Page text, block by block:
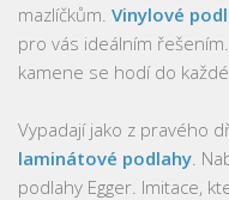
mazlíčkům. Vinylové
pro vás ideálním
kamene se hodí do
Vypadají jako z pravého
laminátové podlahy .
podlahy Egger. Imitace,